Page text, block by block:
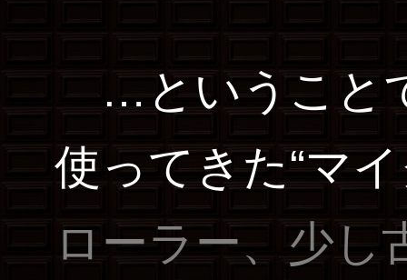
…ということ
使ってきた“マ
ローラー、少し